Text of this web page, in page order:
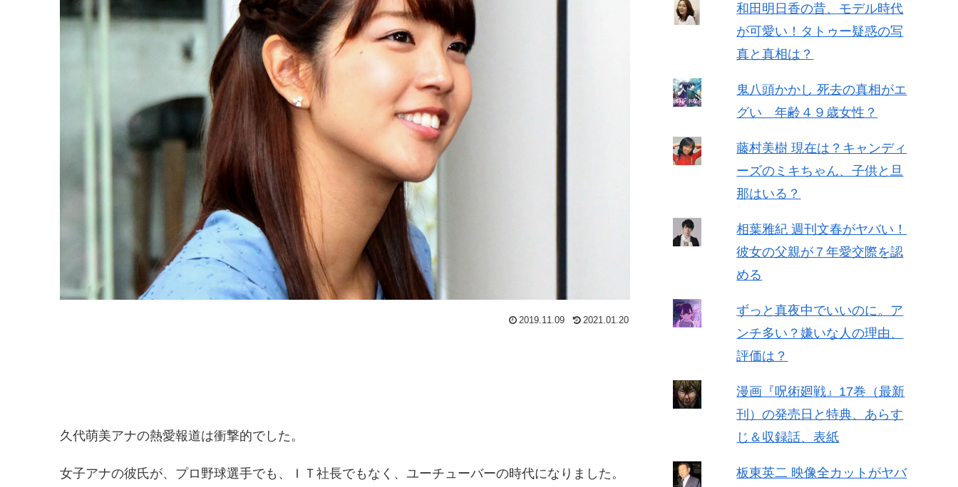
2019.11.09 2021.01.20
久代萌美アナの熱愛報道は衝撃的でした。
女子アナの彼氏が、プロ野球選手でも、ＩＴ社長でもなく、ユーチューバーの時代になりました。
和田明日香の昔、モデル時代
が可愛い！タトゥー疑惑の写
真と真相は？
鬼八頭かかし 死去の真相がエ
グい 年齢４９歳女性？
藤村美樹 現在は？キャンディ
ーズのミキちゃん、子供と旦
那はいる？
相葉雅紀 週刊文春がヤバい！
彼女の父親が７年愛交際を認
める
ずっと真夜中でいいのに。ア
ンチ多い？嫌いな人の理由、
評価は？
漫画『呪術廻戦』17巻（最新
刊）の発売日と特典、あらす
じ＆収録話、表紙
板東英二 映像全カットがヤバ